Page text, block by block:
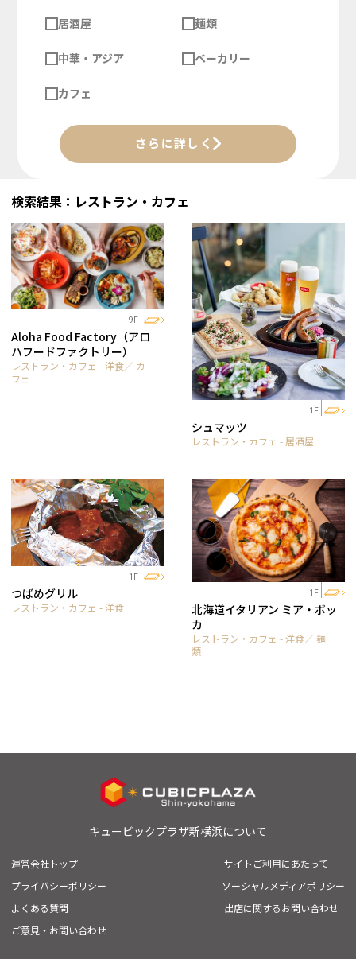
居酒屋 麺類
中華・アジア ベーカリー
カフェ
さらに詳しく
検索結果：レストラン・カフェ
9F
Aloha Food Factory（アロ
ハフードファクトリー）
レストラン・カフェ - 洋食／ カ
フェ
1F
シュマッツ
レストラン・カフェ - 居酒屋
1F
つばめグリル
レストラン・カフェ - 洋食
1F
北海道イタリアン ミア・ボッ
カ
レストラン・カフェ - 洋食／ 麺
類
キュービックプラザ新横浜について
運営会社トップ
サイトご利用にあたって
プライバシーポリシー
ソーシャルメディアポリシー
よくある質問
出店に関するお問い合わせ
ご意見・お問い合わせ